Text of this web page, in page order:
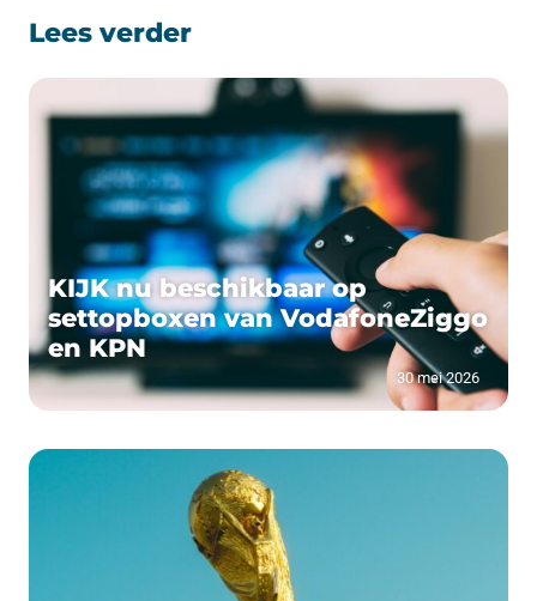
Lees verder
KIJK nu beschikbaar op
settopboxen van VodafoneZiggo
en KPN
30 mei 2026